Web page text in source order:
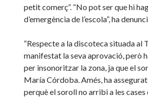
petit comerç”. “No pot ser que hi
d’emergència de l’escola”, ha
“Respecte a la discoteca situada al
manifestat la seva aprovació, però
per insonoritzar la zona, ja que el
María Córdoba. Amés, ha
perquè el soroll no arribi a les